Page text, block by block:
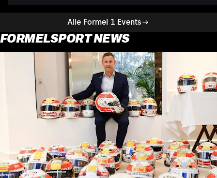
Alle Formel 1 Events
FORMELSPORT NEWS